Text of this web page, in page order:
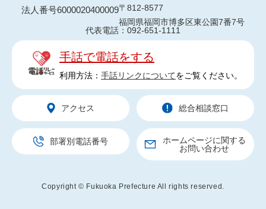
法人番号6000020400009〒812-8577
福岡県福岡市博多区東公園7番7号
代表電話：092-651-1111
手話で電話をする
利用方法： 手話リンクについてをご覧ください。
アクセス 総合相談窓口
部署別電話番号
ホームページに関する
お問い合わせ
Copyright © Fukuoka Prefecture All rights reserved.